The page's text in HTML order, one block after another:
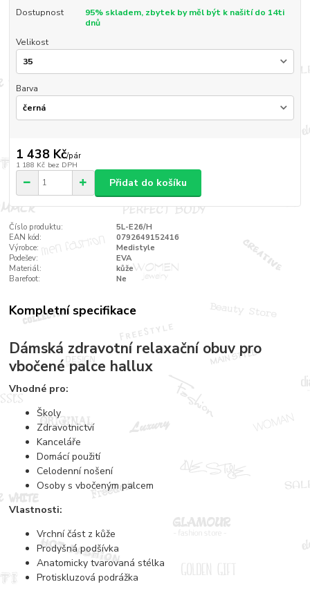
Dostupnost
95% skladem, zbytek by měl být k našití do 14ti
dnů
Velikost
Barva
1 438 Kč/pár
1 188 Kč bez DPH
Přidat do košíku
Číslo produktu:
5L-E26/H
EAN kód:
0792649152416
Výrobce:
Medistyle
Podešev:
EVA
Materiál:
kůže
Barefoot:
Ne
Kompletní specifikace
Dámská zdravotní relaxační obuv pro
vbočené palce hallux
Vhodné pro:
Školy
Zdravotnictví
Kanceláře
Domácí použití
Celodenní nošení
Osoby s vbočeným palcem
Vlastnosti:
Vrchní část z kůže
Prodyšná podšívka
Anatomicky tvarovaná stélka
Protiskluzová podrážka